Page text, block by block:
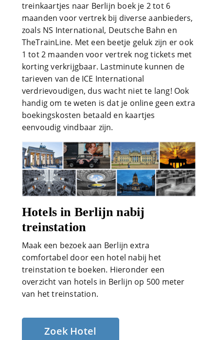
treinkaartjes naar Berlijn boek je 2 tot 6
maanden voor vertrek bij diverse aanbieders,
zoals NS International, Deutsche Bahn en
TheTrainLine. Met een beetje geluk zijn er ook
1 tot 2 maanden voor vertrek nog tickets met
korting verkrijgbaar. Lastminute kunnen de
tarieven van de ICE International
verdrievoudigen, dus wacht niet te lang! Ook
handig om te weten is dat je online geen extra
boekingskosten betaald en kaartjes
eenvoudig vindbaar zijn.
Hotels in Berlijn nabij
treinstation
Maak een bezoek aan Berlijn extra
comfortabel door een hotel nabij het
treinstation te boeken. Hieronder een
overzicht van hotels in Berlijn op 500 meter
van het treinstation.
Zoek Hotel